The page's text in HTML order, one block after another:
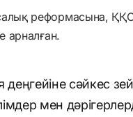
реформасына, ҚҚС
арналған.
сәйкес
мен